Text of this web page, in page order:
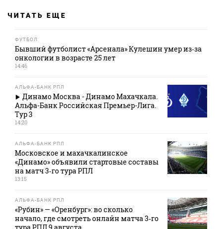
ЧИТАТЬ ЕЩЕ
ФУТБОЛ
Бывший футболист «Арсенала» Кулешин умер из‑за
онкологии в возрасте 25 лет
14:46
АЛЬФА-БАНК РПЛ
Динамо Москва - Динамо Махачкала.
Альфа-Банк Российская Премьер-Лига.
Тур 3
14:20
АЛЬФА-БАНК РПЛ
Московское и махачкалинское
«Динамо» объявили стартовые составы
на матч 3‑го тура РПЛ
13:15
АЛЬФА-БАНК РПЛ
«Рубин» — «Оренбург»: во сколько
начало, где смотреть онлайн матча 3‑го